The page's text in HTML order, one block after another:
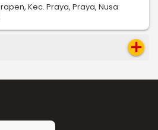
Kec. Praya, Praya, Nusa
add